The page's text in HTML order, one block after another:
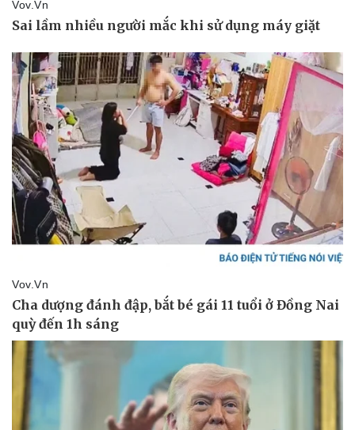
Bất động sản
Khởi nghiệp
Giá vàng
Tiêu dùng
Tỷ giá
Chứng khoán
Giá cà phê